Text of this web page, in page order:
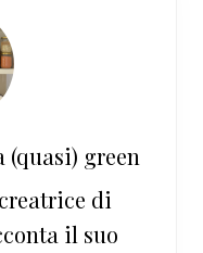
green
di
il suo